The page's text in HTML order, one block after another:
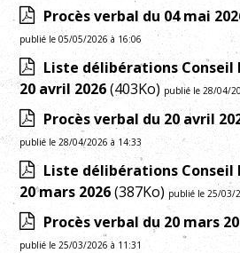
Procès verbal du 04 mai
publié le 05/05/2026 à 16:06
Liste délibérations Conseil
20 avril 2026(403Ko) publié le 28/04/
Procès verbal du 20 avril
publié le 28/04/2026 à 14:33
Liste délibérations Conseil
20 mars 2026(387Ko) publié le 25/03/
Procès verbal du 20 mars
publié le 25/03/2026 à 11:31